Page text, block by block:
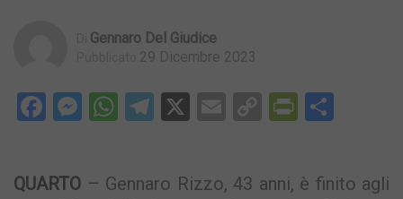
Gennaro Del Giudice
29 Dicembre 2023
Facebook
Messenger
WhatsApp
Telegram
X EmailCopy
QUARTO – Gennaro Rizzo, 43 anni, è finito agli